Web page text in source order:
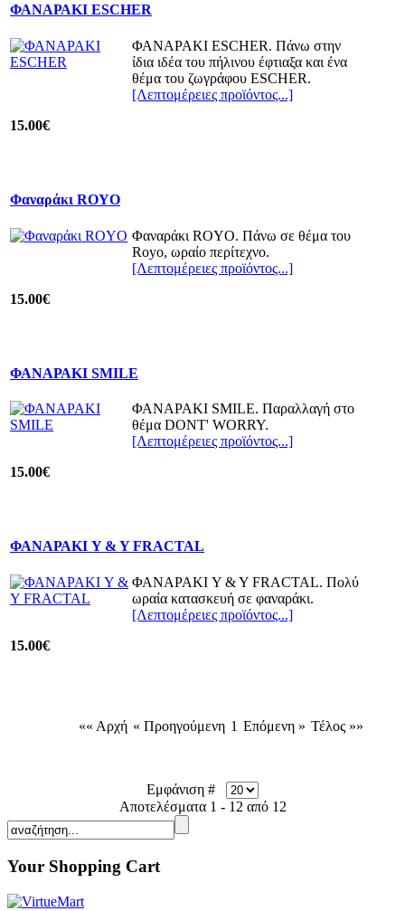
ΦΑΝΑΡΑΚΙ ESCHER
ΦΑΝΑΡΑΚΙ ESCHER. Πάνω στην
ίδια ιδέα του πήλινου έφτιαξα και ένα
θέμα του ζωγράφου ESCHER.
[Λεπτομέρειες προϊόντος...]
15.00€
Φαναράκι ROYO
Φαναράκι ROYO. Πάνω σε θέμα του
Royo, ωραίο περίτεχνο.
[Λεπτομέρειες προϊόντος...]
15.00€
ΦΑΝΑΡΑΚΙ SMILE
ΦΑΝΑΡΑΚΙ SMILE. Παραλλαγή στο
θέμα DONT' WORRY.
[Λεπτομέρειες προϊόντος...]
15.00€
ΦΑΝΑΡΑΚΙ Y & Y FRACTAL
ΦΑΝΑΡΑΚΙ Y & Y FRACTAL. Πολύ
ωραία κατασκευή σε φαναράκι.
[Λεπτομέρειες προϊόντος...]
15.00€
«« Αρχή « Προηγούμενη 1 Επόμενη » Τέλος »»
Εμφάνιση #
Αποτελέσματα 1 - 12 από 12
Your Shopping Cart